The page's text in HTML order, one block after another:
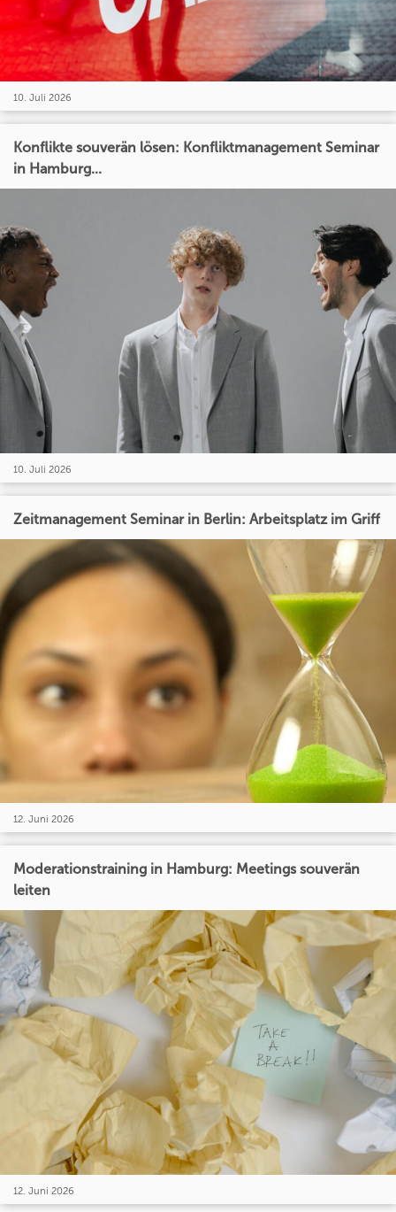
10. Juli 2026
Konflikte souverän lösen: Konfliktmanagement Seminar
in Hamburg...
10. Juli 2026
Zeitmanagement Seminar in Berlin: Arbeitsplatz im Griff
12. Juni 2026
Moderationstraining in Hamburg: Meetings souverän
leiten
12. Juni 2026